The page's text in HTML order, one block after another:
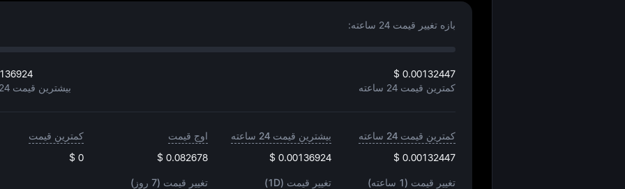
بازه تغییر قیمت 24 ساعته:
$ 0.00132447
کمترین قیمت 24 ساعته
بیشترین قیمت 24 ساعته
کمترین قیمت 24 ساعته
$ 0.00132447
بیشترین قیمت 24 ساعته
$ 0.00136924
اوج قیمت
$ 0.082678
کمترین قیمت
$ 0
تغییر قیمت (1 ساعته)
تغییر قیمت (1D)
تغییر قیمت (7 روز)